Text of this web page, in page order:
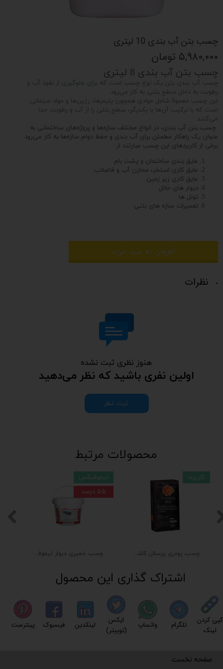
چسب بتن آب بندی 10 لیتری
۵,۹۸۰,۰۰۰ تومان
چسب بتن آب بندی 8 لیتری
چسب آب بندی بتن یک نوع چسب است که برای جلوگیری از نفوذ آب و
رطوبت به داخل سطح بتنی به کار می‌رود.
این چسب معمولاً شامل موادی همچون پلیمرها، رزین‌ها و مواد سیمانی
است که با ترکیب آن‌ها با یکدیگر، سطح بتنی را از آب و رطوبت جدا
می‌کنند.
چسب بتن آب بندی، در انواع مختلف سازه‌ها و پروژه‌های ساختمانی به
عنوان یک راهکار مطمئن برای آب بندی و حفظ دوام سازه‌ها به کار می‌رود.
برخی از کاربردهای این چسب عبارتند از:
عایق بندی ساختمان و پشت بام
عایق کاری استخر، مخازن آب و فاضلاب
عایق کاری زیر زمین
دیوار های حائل
تونل ها
تعمیرات سازه های بتنی
افزودن به سبد خرید
نظرات
هنوز نظری ثبت نشده
اولین نفری باشید که نظر می‌دهید
ثبت نظر
چسب خمیری دیوار لیموفیکس 5 کیلوگرمی
لیموفیکس
۵۵ درصد
چسب پودری پرسلان کاشی کاریزما (۲۰ کیلویی)
کاریزما
کپی کردن
لینک
تلگرام واتساپ
ایکس
(توییتر)
لینکدین فیسبوک پینترست
محصولات مرتبط
اشتراک گذاری این محصول
صفحه نخست